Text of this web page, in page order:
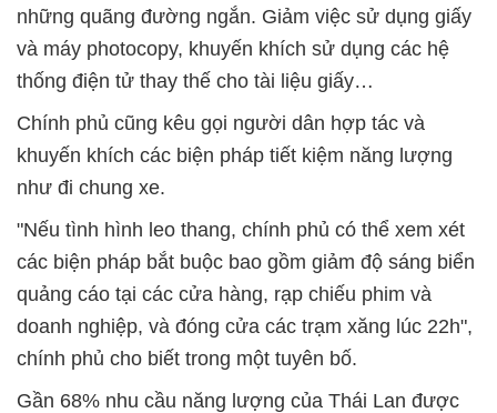
những quãng đường ngắn. Giảm việc sử dụng giấy
và máy photocopy, khuyến khích sử dụng các hệ
thống điện tử thay thế cho tài liệu giấy…
Chính phủ cũng kêu gọi người dân hợp tác và
khuyến khích các biện pháp tiết kiệm năng lượng
như đi chung xe.
"Nếu tình hình leo thang, chính phủ có thể xem xét
các biện pháp bắt buộc bao gồm giảm độ sáng biển
quảng cáo tại các cửa hàng, rạp chiếu phim và
doanh nghiệp, và đóng cửa các trạm xăng lúc 22h",
chính phủ cho biết trong một tuyên bố.
Gần 68% nhu cầu năng lượng của Thái Lan được